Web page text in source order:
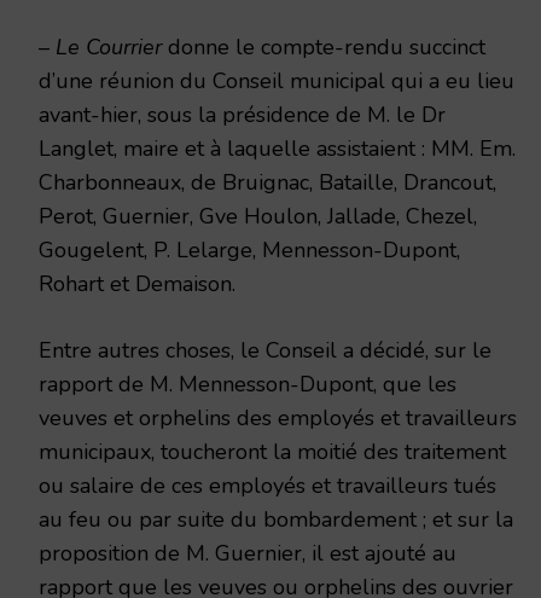
– Le Courrier donne le compte-rendu succinct
d’une réunion du Conseil municipal qui a eu lieu
avant-hier, sous la présidence de M. le Dr
Langlet, maire et à laquelle assistaient : MM. Em.
Charbonneaux, de Bruignac, Bataille, Drancout,
Perot, Guernier, Gve Houlon, Jallade, Chezel,
Gougelent, P. Lelarge, Mennesson-Dupont,
Rohart et Demaison.
Entre autres choses, le Conseil a décidé, sur le
rapport de M. Mennesson-Dupont, que les
veuves et orphelins des employés et travailleurs
municipaux, toucheront la moitié des traitement
ou salaire de ces employés et travailleurs tués
au feu ou par suite du bombardement ; et sur la
proposition de M. Guernier, il est ajouté au
rapport que les veuves ou orphelins des ouvrier